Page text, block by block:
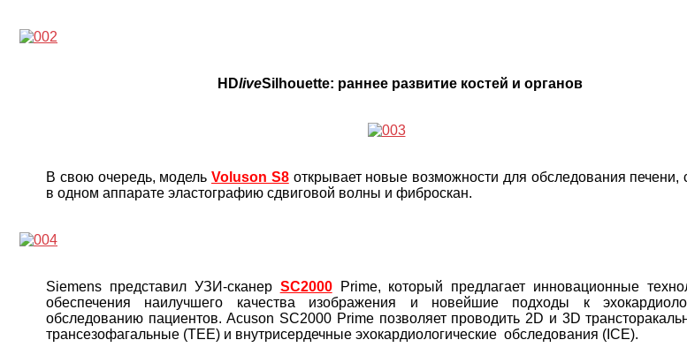
HDliveSilhouette: раннее развитие костей и органов
В свою очередь, модель Voluson S8 открывает новые возможности для обследования печени,
в одном аппарате эластографию сдвиговой волны и фиброскан.
Siemens представил УЗИ-сканер SC2000Prime, который предлагает инновационные
обеспечения наилучшего качества изображения и новейшие подходы к
обследованию пациентов. Acuson SC2000 Prime позволяет проводить 2D и 3D
трансезофагальные (TEE) и внутрисердечные эхокардиологические обследования (ICE).